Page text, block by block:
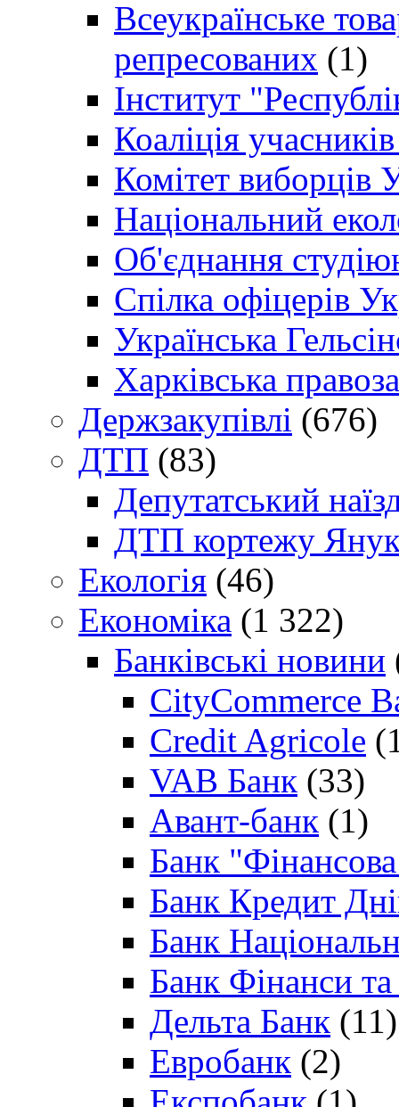
Всеукраїнське
репресованих (1)
Інститут
Коаліція
Комітет виборців
Національний
Об'єднання
Спілка офіцерів
Українська
Харківська
Держзакупівлі (676)
ДТП (83)
Депутатський
ДТП кортежу
Екологія (46)
Економіка (1 322)
Банківські новини
CityCommerce
Credit Agricole
VAB Банк (33)
Авант-банк (1)
Банк "Фінансова
Банк Кредит
Банк
Банк Фінанси
Дельта Банк (11)
Евробанк (2)